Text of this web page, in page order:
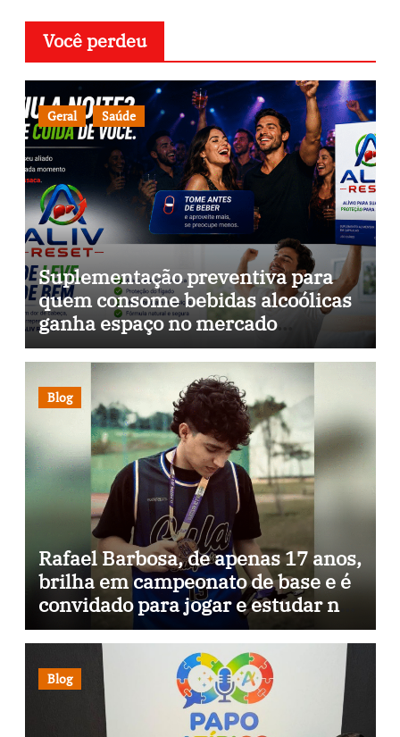
Você perdeu
Geral Saúde
Suplementação preventiva para
quem consome bebidas alcoólicas
ganha espaço no mercado
brasileiro
Blog
Rafael Barbosa, de apenas 17 anos,
brilha em campeonato de base e é
convidado para jogar e estudar na
Itália
Blog